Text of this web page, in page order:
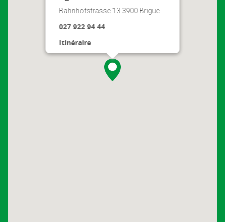
Bahnhofstrasse 13 3900 Brigue
027 922 94 44
Itinéraire